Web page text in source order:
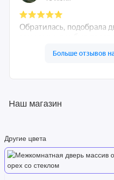
Наш магазин
Другие цвета